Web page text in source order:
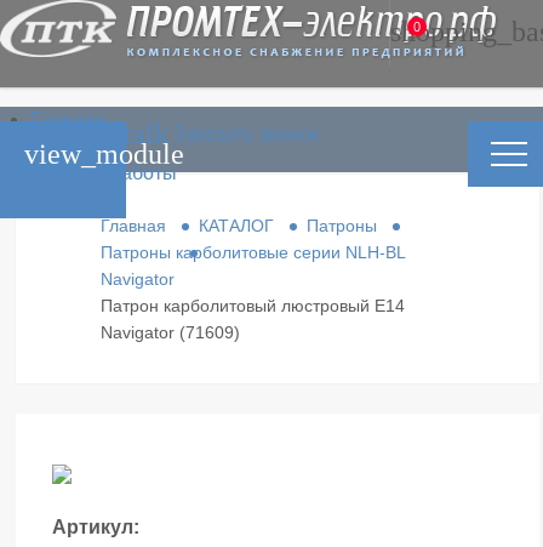
phone_in_talk Заказать звонок
Главная
Каталог
Условия работы
0
Главная КАТАЛОГ
Патроны
Патроны карболитовые серии NLH-BL
Navigator
Патрон карболитовый люстровый Е14
Navigator (71609)
Артикул:
view_module